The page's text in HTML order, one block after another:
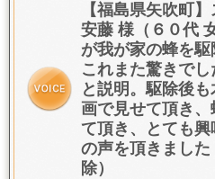
【福島県矢吹町
安藤 様（６０代
が我が家の蜂を駆
これまた驚きでし
と説明。駆除後も
画で見せて頂き
て頂き、とても
の声を頂きまし
除）